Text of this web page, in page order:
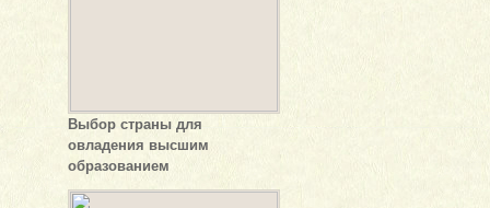
Выбор страны для
овладения высшим
образованием